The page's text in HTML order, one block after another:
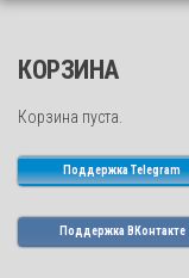
КОРЗИНА
Корзина пуста.
Поддержка Telegram
Поддержка ВКонтакте